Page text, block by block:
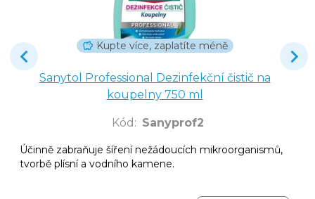
Kupte více, zaplatíte méně
Sanytol Professional Dezinfekční čistič na
koupelny 750 ml
Kód : Sanyprof2
Účinně zabraňuje šíření nežádoucích mikroorganismů,
tvorbě plísní a vodního kamene.